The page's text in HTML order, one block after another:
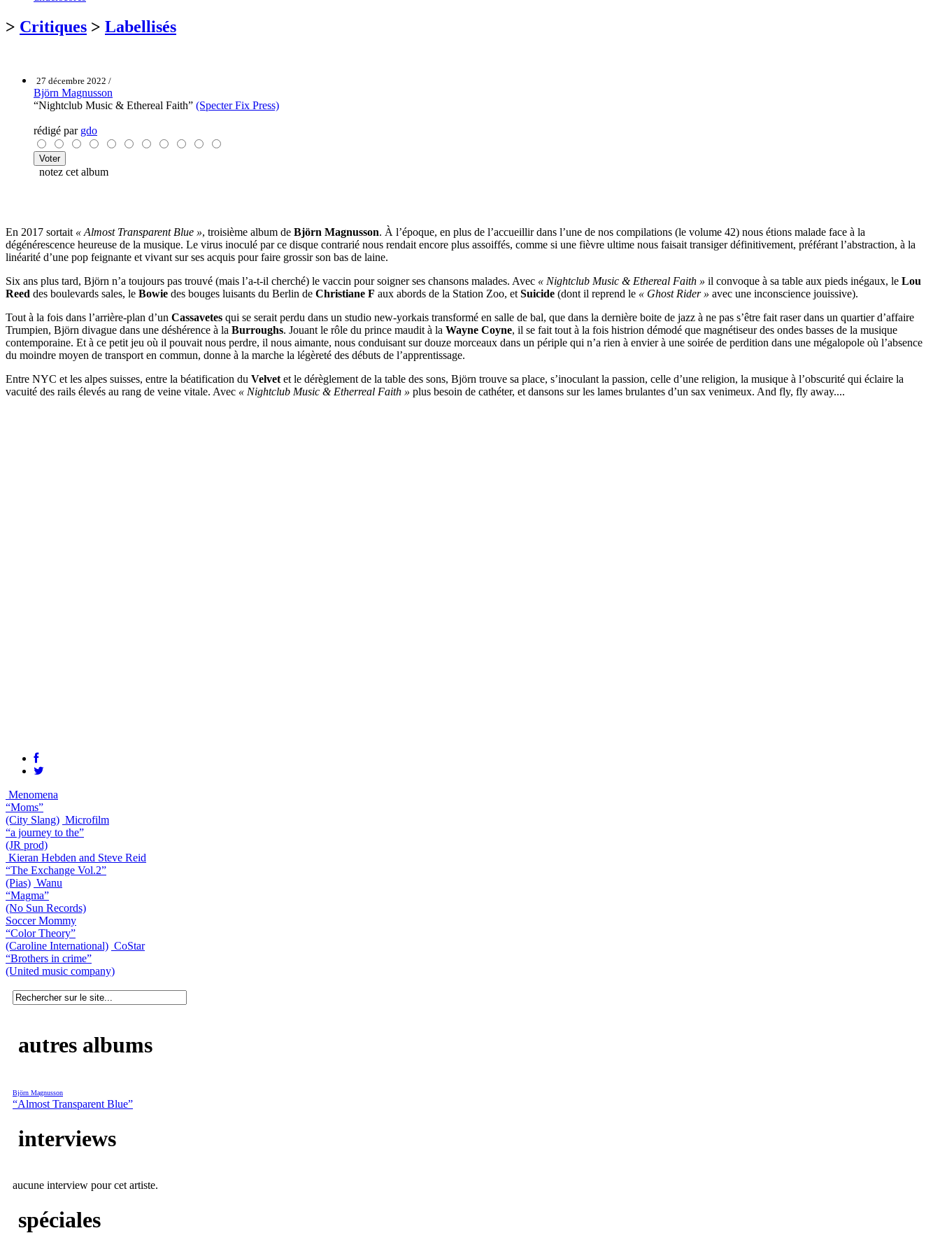
> Critiques > Labellisés
27 décembre 2022 /
Björn Magnusson
“Nightclub Music & Ethereal Faith” (Specter Fix Press)
rédigé par gdo
notez cet album
En 2017 sortait « Almost Transparent Blue », troisième album de Björn Magnusson. À l’époque, en plus de l’accueillir dans l’une de nos compilations (le volume 42) nous étions malade face à la
dégénérescence heureuse de la musique. Le virus inoculé par ce disque contrarié nous rendait encore plus assoiffés, comme si une fièvre ultime nous faisait transiger définitivement, préférant l’abstraction, à la
linéarité d’une pop feignante et vivant sur ses acquis pour faire grossir son bas de laine.
Six ans plus tard, Björn n’a toujours pas trouvé (mais l’a-t-il cherché) le vaccin pour soigner ses chansons malades. Avec « Nightclub Music & Ethereal Faith » il convoque à sa table aux pieds inégaux, le Lou
Reed des boulevards sales, le Bowie des bouges luisants du Berlin de Christiane F aux abords de la Station Zoo, et Suicide (dont il reprend le « Ghost Rider » avec une inconscience jouissive).
Tout à la fois dans l’arrière-plan d’un Cassavetes qui se serait perdu dans un studio new-yorkais transformé en salle de bal, que dans la dernière boite de jazz à ne pas s’être fait raser dans un quartier d’affaire
Trumpien, Björn divague dans une déshérence à la Burroughs. Jouant le rôle du prince maudit à la Wayne Coyne, il se fait tout à la fois histrion démodé que magnétiseur des ondes basses de la musique
contemporaine. Et à ce petit jeu où il pouvait nous perdre, il nous aimante, nous conduisant sur douze morceaux dans un périple qui n’a rien à envier à une soirée de perdition dans une mégalopole où l’absence
du moindre moyen de transport en commun, donne à la marche la légèreté des débuts de l’apprentissage.
Entre NYC et les alpes suisses, entre la béatification du Velvet et le dérèglement de la table des sons, Björn trouve sa place, s’inoculant la passion, celle d’une religion, la musique à l’obscurité qui éclaire la
vacuité des rails élevés au rang de veine vitale. Avec « Nightclub Music & Etherreal Faith » plus besoin de cathéter, et dansons sur les lames brulantes d’un sax venimeux. And fly, fly away....
Menomena
“Moms”
(City Slang) Microfilm
“a journey to the”
(JR prod)
Kieran Hebden and Steve Reid
“The Exchange Vol.2”
(Pias) Wanu
“Magma”
(No Sun Records)
Soccer Mommy
“Color Theory”
(Caroline International) CoStar
“Brothers in crime”
(United music company)
autres albums
Björn Magnusson
“Almost Transparent Blue”
interviews
aucune interview pour cet artiste.
spéciales